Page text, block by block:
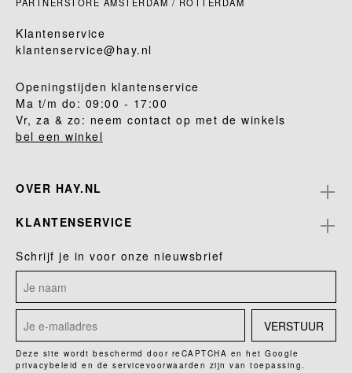
Klantenservice
klantenservice@hay.nl
Openingstijden klantenservice
Ma t/m do: 09:00 - 17:00
Vr, za & zo: neem contact op met de winkels
bel een winkel
OVER HAY.NL
KLANTENSERVICE
Schrijf je in voor onze nieuwsbrief
VERSTUUR
Deze site wordt beschermd door reCAPTCHA en het Google
privacybeleid en de servicevoorwaarden zijn van toepassing.